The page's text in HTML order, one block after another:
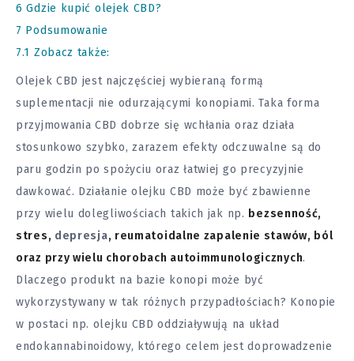
6 Gdzie kupić olejek CBD?
7 Podsumowanie
7.1 Zobacz także:
Olejek CBD jest najczęściej wybieraną formą
suplementacji nie odurzającymi konopiami. Taka forma
przyjmowania CBD dobrze się wchłania oraz działa
stosunkowo szybko, zarazem efekty odczuwalne są do
paru godzin po spożyciu oraz łatwiej go precyzyjnie
dawkować. Działanie olejku CBD może być zbawienne
przy wielu dolegliwościach takich jak np. bezsenność,
stres, depresja, reumatoidalne zapalenie stawów, ból
oraz przy wielu chorobach autoimmunologicznych.
Dlaczego produkt na bazie konopi może być
wykorzystywany w tak różnych przypadłościach? Konopie
w postaci np. olejku CBD oddziaływują na układ
endokannabinoidowy, którego celem jest doprowadzenie